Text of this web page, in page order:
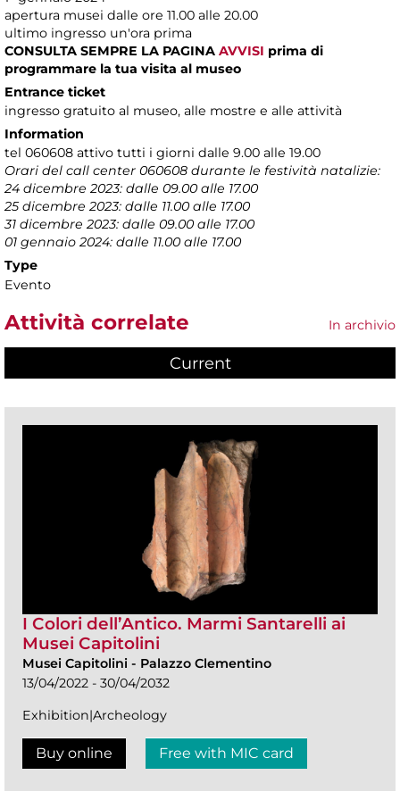
apertura musei dalle ore 11.00 alle 20.00
ultimo ingresso un'ora prima
CONSULTA SEMPRE LA PAGINA AVVISI prima di
programmare la tua visita al museo
Entrance ticket
ingresso gratuito al museo, alle mostre e alle attività
Information
tel 060608 attivo tutti i giorni dalle 9.00 alle 19.00
Orari del call center 060608 durante le festività natalizie:
24 dicembre 2023: dalle 09.00 alle 17.00
25 dicembre 2023: dalle 11.00 alle 17.00
31 dicembre 2023: dalle 09.00 alle 17.00
01 gennaio 2024: dalle 11.00 alle 17.00
Type
Evento
Attività correlate In archivio
Current(active tab)
I Colori dell’Antico. Marmi Santarelli ai
Musei Capitolini
Musei Capitolini - Palazzo Clementino
13/04/2022 - 30/04/2032
Exhibition|Archeology
Buy online Free with MIC card